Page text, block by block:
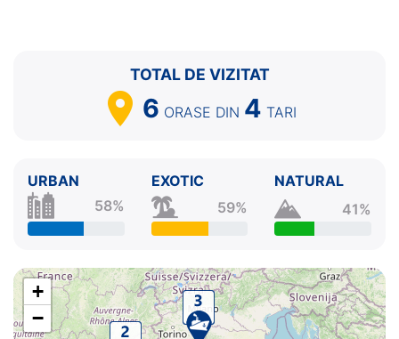
TOTAL DE VIZITAT
6 ORASE DIN 4 TARI
URBAN
58%
EXOTIC
59%
NATURAL
41%
+
−